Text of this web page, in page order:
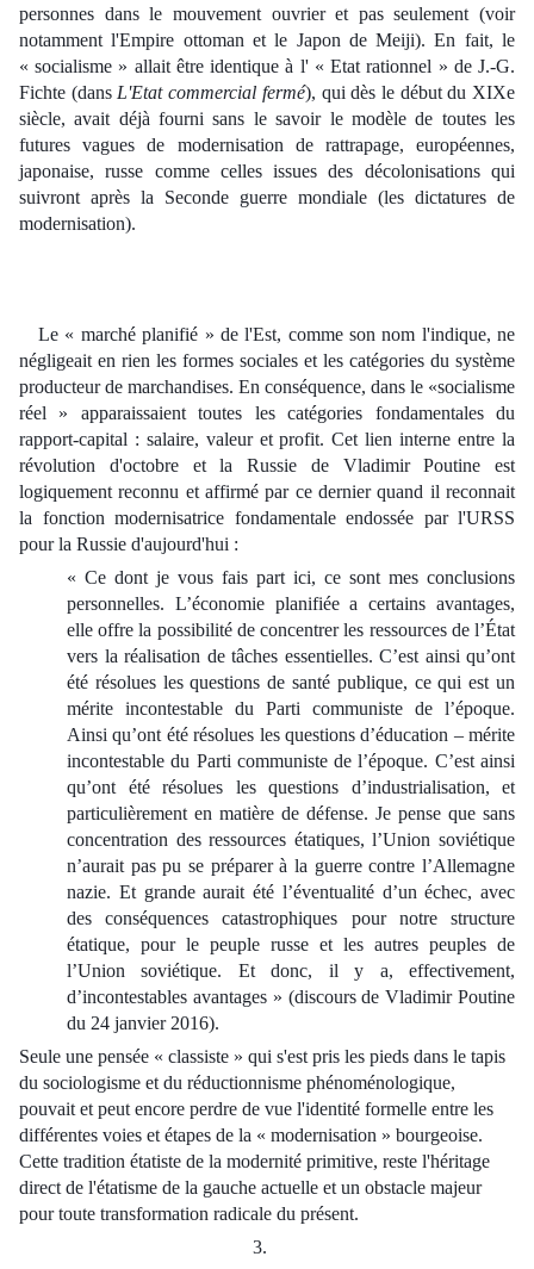
personnes dans le mouvement ouvrier et pas seulement (voir
notamment l'Empire ottoman et le Japon de Meiji). En fait, le
« socialisme » allait être identique à l' « Etat rationnel » de J.-G.
Fichte (dans L'Etat commercial fermé), qui dès le début du XIXe
siècle, avait déjà fourni sans le savoir le modèle de toutes les
futures vagues de modernisation de rattrapage, européennes,
japonaise, russe comme celles issues des décolonisations qui
suivront après la Seconde guerre mondiale (les dictatures de
modernisation).
Le « marché planifié » de l'Est, comme son nom l'indique, ne
négligeait en rien les formes sociales et les catégories du système
producteur de marchandises. En conséquence, dans le «socialisme
réel » apparaissaient toutes les catégories fondamentales du
rapport-capital : salaire, valeur et profit. Cet lien interne entre la
révolution d'octobre et la Russie de Vladimir Poutine est
logiquement reconnu et affirmé par ce dernier quand il reconnait
la fonction modernisatrice fondamentale endossée par l'URSS
pour la Russie d'aujourd'hui :
« Ce dont je vous fais part ici, ce sont mes conclusions
personnelles. L’économie planifiée a certains avantages,
elle offre la possibilité de concentrer les ressources de l’État
vers la réalisation de tâches essentielles. C’est ainsi qu’ont
été résolues les questions de santé publique, ce qui est un
mérite incontestable du Parti communiste de l’époque.
Ainsi qu’ont été résolues les questions d’éducation – mérite
incontestable du Parti communiste de l’époque. C’est ainsi
qu’ont été résolues les questions d’industrialisation, et
particulièrement en matière de défense. Je pense que sans
concentration des ressources étatiques, l’Union soviétique
n’aurait pas pu se préparer à la guerre contre l’Allemagne
nazie. Et grande aurait été l’éventualité d’un échec, avec
des conséquences catastrophiques pour notre structure
étatique, pour le peuple russe et les autres peuples de
l’Union soviétique. Et donc, il y a, effectivement,
d’incontestables avantages » (discours de Vladimir Poutine
du 24 janvier 2016).
Seule une pensée « classiste » qui s'est pris les pieds dans le tapis
du sociologisme et du réductionnisme phénoménologique,
pouvait et peut encore perdre de vue l'identité formelle entre les
différentes voies et étapes de la « modernisation » bourgeoise.
Cette tradition étatiste de la modernité primitive, reste l'héritage
direct de l'étatisme de la gauche actuelle et un obstacle majeur
pour toute transformation radicale du présent.
3.